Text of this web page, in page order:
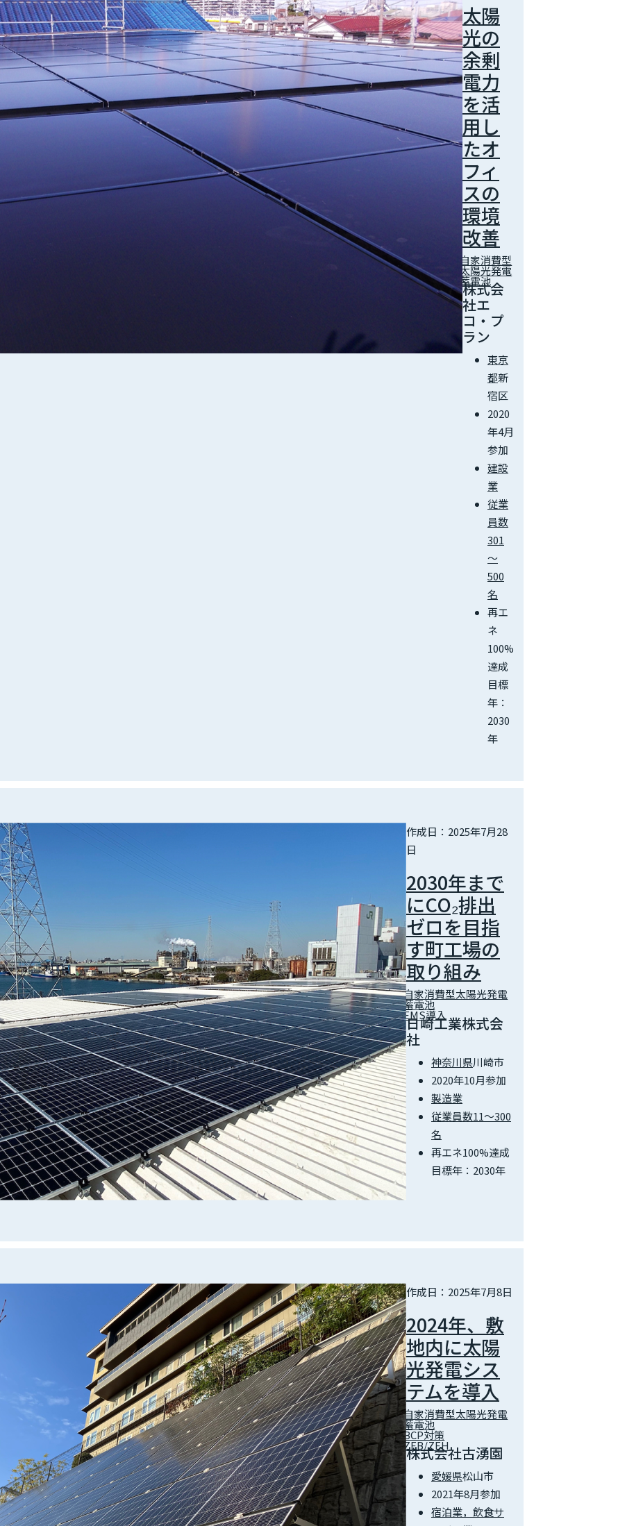
太陽
光の
余剰
電力
を活
用し
たオ
フィ
スの
環境
改善
自家消費型
太陽光発電
蓄電池
株式会
社エ
コ・プ
ラン
東京
都新
宿区
2020
年4月
参加
建設
業
従業
員数
301
～
500
名
再エ
ネ
100%
達成
目標
年：
2030
年
作成日：2025年7月28
日
2030年まで
にCO₂排出
ゼロを目指
す町工場の
取り組み
自家消費型太陽光発電
蓄電池
EMS導入
日崎工業株式会
社
神奈川県川崎市
2020年10月参加
製造業
従業員数11～300
名
再エネ100%達成
目標年：2030年
作成日：2025年7月8日
2024年、敷
地内に太陽
光発電シス
テムを導入
自家消費型太陽光発電
蓄電池
BCP対策
ZEB/ZEH
株式会社古湧園
愛媛県松山市
2021年8月参加
宿泊業，飲食サ